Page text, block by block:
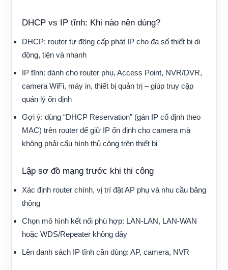
DHCP vs IP tĩnh: Khi nào nên dùng?
DHCP: router tự động cấp phát IP cho đa số thiết bị di
động, tiện và nhanh
IP tĩnh: dành cho router phụ, Access Point, NVR/DVR,
camera WiFi, máy in, thiết bị quản trị – giúp truy cập
quản lý ổn định
Gợi ý: dùng “DHCP Reservation” (gán IP cố định theo
MAC) trên router để giữ IP ổn định cho camera mà
không phải cấu hình thủ công trên thiết bị
Lập sơ đồ mạng trước khi thi công
Xác định router chính, vị trí đặt AP phụ và nhu cầu băng
thông
Chọn mô hình kết nối phù hợp: LAN-LAN, LAN-WAN
hoặc WDS/Repeater không dây
Lên danh sách IP tĩnh cần dùng: AP, camera, NVR